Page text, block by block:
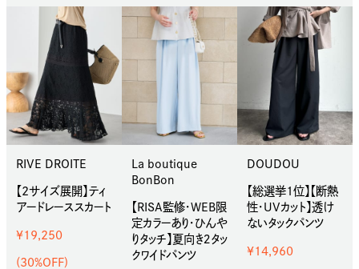
RIVE DROITE
【2サイズ展開】ティ
アードレーススカート
¥19,250
(30%OFF)
La boutique
BonBon
【RISA監修・WEB限
定カラーあり・ひんや
りタッチ】夏向き２タッ
クワイドパンツ
DOUDOU
【総選挙1位】【断熱
性・UVカット】透け
ないタックパンツ
¥14,960